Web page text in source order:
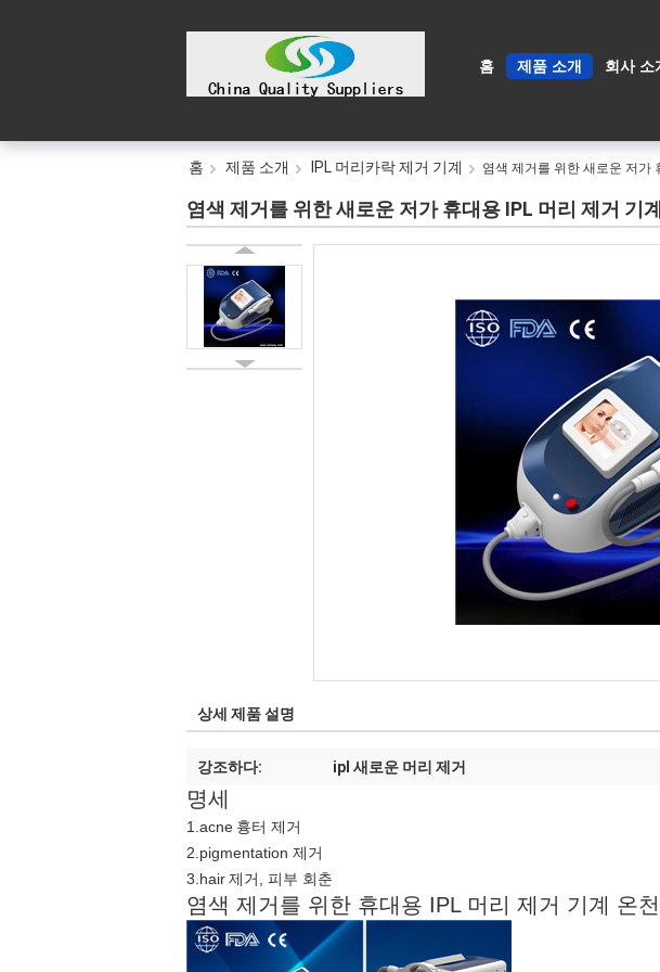
홈 제품 소개 회사 소
홈 제품 소개 IPL 머리카락 제거 기계 염색 제거를 위한 새로운 저가
염색 제거를 위한 새로운 저가 휴대용 IPL 머리 제거 기
상세 제품 설명
강조하다: ipl 새로운 머리 제거
명세
1.acne 흉터 제거
2.pigmentation 제거
3.hair제거, 피부 회춘
염색 제거를 위한 휴대용 IPL 머리 제거 기계 온